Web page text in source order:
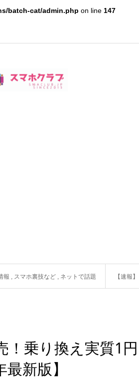
batch-cat/admin.php on line 147
報 , スマホ裏技など , ネットで話題 【速報】
！乗り換え実質1円
新版】